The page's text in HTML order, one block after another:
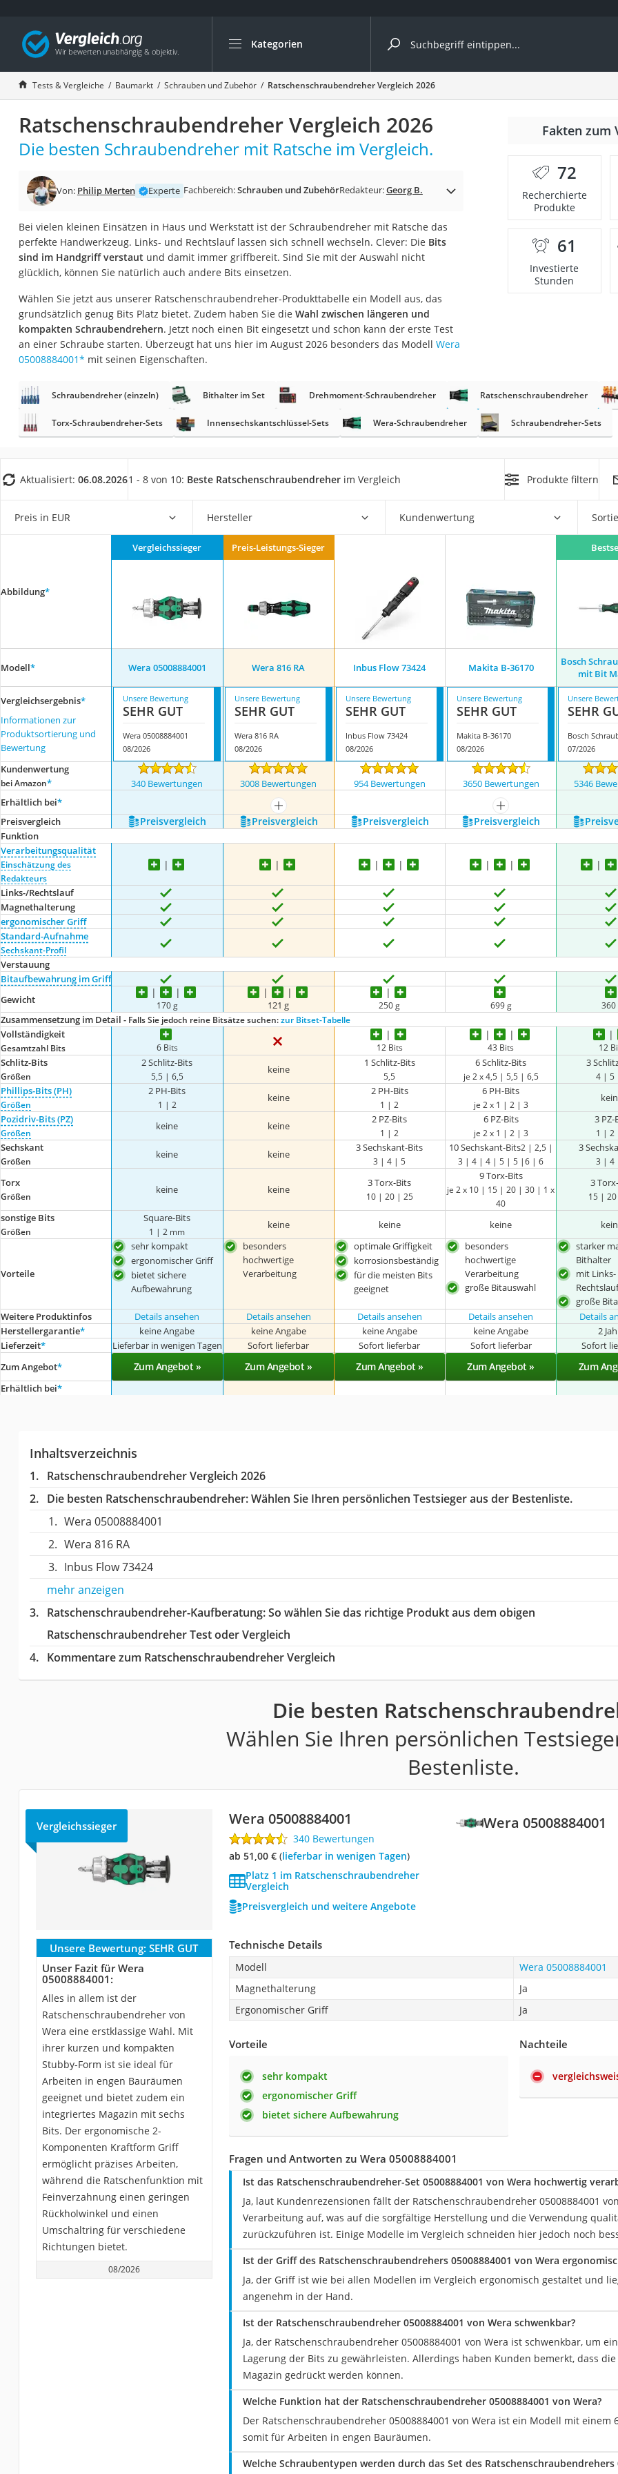
Kategorien
Die beliebtesten Vergleiche nach Kategorie
Baumarkt
Tresor feuerfest
Makita-Akku-Rasenmäher
Kappsäge
Akku-Rasentrimmer
Split-Klimaanlage 2 Innengeräte
Pelletofen
Bohrmaschine
Tiefbrunnenpumpe
Fliesenschneider
Hochdruckreiniger
Überwachungskamera
Benzinrasenmäher mit Elektrostart
Akku-Laubsauger
Multimeter
Gasdurchlauferhitzer
Service
Tests & Vergleiche Baumarkt Schrauben und Zubehör Ratschenschraubendreher Vergleich 2026
Ratschenschraubendreher Vergleich 2026
Die besten Schraubendreher mit Ratsche im Vergleich.
Von: Philip Merten Experte Fachbereich:Schrauben und ZubehörRedakteur:Georg B.
Bei vielen kleinen Einsätzen in Haus und Werkstatt ist der Schraubendreher mit Ratsche das
perfekte Handwerkzeug. Links- und Rechtslauf lassen sich schnell wechseln. Clever: Die Bits
sind im Handgriff verstaut und damit immer griffbereit. Sind Sie mit der Auswahl nicht
glücklich, können Sie natürlich auch andere Bits einsetzen.
Wählen Sie jetzt aus unserer Ratschenschraubendreher-Produkttabelle ein Modell aus, das
grundsätzlich genug Bits Platz bietet. Zudem haben Sie die Wahl zwischen längeren und
kompakten Schraubendrehern. Jetzt noch einen Bit eingesetzt und schon kann der erste Test
an einer Schraube starten. Überzeugt hat uns hier im August 2026 besonders das Modell Wera
05008884001* mit seinen Eigenschaften.
Fakten zum
72
Recherchierte
Produkte
61
Investierte
Stunden
Schraubendreher (einzeln) Bithalter im Set Drehmoment-Schraubendreher Ratschenschraubendreher
Torx-Schraubendreher-Sets Innensechskantschlüssel-Sets Wera-Schraubendreher Schraubendreher-Sets
Aktualisiert: 06.08.20261 - 8 von 10: Beste Ratschenschraubendreher im Vergleich Produkte filtern
Preis in EUR Hersteller Kundenwertung
Abbildung*
Vergleichssieger Preis-Leistungs-Sieger
Modell* Wera 05008884001 Wera 816 RA Inbus Flow 73424 Makita B-36170
Bosch
mit Bit
Vergleichsergebnis*
Informationen zur
Produktsortierung und
Bewertung
Unsere Bewertung
SEHR GUT
Wera 05008884001
08/2026
Unsere Bewertung
SEHR GUT
Wera 816 RA
08/2026
Unsere Bewertung
SEHR GUT
Inbus Flow 73424
08/2026
Unsere Bewertung
SEHR GUT
Makita B-36170
08/2026
Unsere
SEHR
07/2026
Kundenwertung
bei Amazon* 340 Bewertungen 3008 Bewertungen 954 Bewertungen 3650 Bewertungen 5346
Erhältlich bei*
mehr anzeigen mehr anzeigen
Preis­vergleich
Preis­vergleich Preis­vergleich Preis­vergleich Preis­vergleich
Funktion
Verarbeitungsqualität
Einschätzung des
Redakteurs
Links-/Rechtslauf
Magnethalterung
ergonomischer Griff
Standard-Aufnahme
Sechskant-Profil
Verstauung
Bitaufbewahrung im Griff
Gewicht
170 g 121 g 250 g 699 g 360
Zusammensetzung im Detail - Falls Sie jedoch reine Bitsätze suchen:zur Bitset-Tabelle
Vollständigkeit
Gesamtzahl Bits 6 Bits 12 Bits 43 Bits 12
Schlitz-Bits
Größen
2 Schlitz-Bits
5,5 | 6,5
keine
1 Schlitz-Bits
5,5
6 Schlitz-Bits
je 2 x 4,5 | 5,5 | 6,5
3
4 | 5
Phillips-Bits (PH)
Größen
2 PH-Bits
1 | 2
keine
2 PH-Bits
1 | 2
6 PH-Bits
je 2 x 1 | 2 | 3
Pozidriv-Bits (PZ)
Größen
keine keine
2 PZ-Bits
1 | 2
6 PZ-Bits
je 2 x 1 | 2 | 3
3 PZ-
1 | 2
Sechskant
Größen
keine keine
3 Sechskant-Bits
3 | 4 | 5
10 Sechskant-Bits2 | 2,5 |
3 | 4 | 4 | 5 | 5 |6 | 6
3
3 | 4
Torx
Größen
keine keine
3 Torx-Bits
10 | 20 | 25
9 Torx-Bits
je 2 x 10 | 15 | 20 | 30 | 1 x
40
3
15 |
sonstige Bits
Größen
Square-Bits
1 | 2 mm
keine keine keine
Vorteile
sehr kompakt
ergonomischer Griff
bietet sichere
Aufbewahrung
besonders
hochwertige
Verarbeitung
optimale Griffigkeit
korrosionsbeständig
für die meisten Bits
geeignet
besonders
hochwertige
Verarbeitung
große Bitauswahl
starker
Bithalter
mit
große
Weitere Produktinfos Details ansehen Details ansehen Details ansehen Details ansehen Details
Herstellergarantie* keine Angabe keine Angabe keine Angabe keine Angabe 2
Lieferzeit* Lieferbar in wenigen Tagen Sofort lieferbar Sofort lieferbar Sofort lieferbar Sofort
Zum Angebot* Zum Angebot » Zum Angebot » Zum Angebot » Zum Angebot » Zum
Erhältlich bei*
Inhaltsverzeichnis
Ratschenschraubendreher Vergleich 2026
Die besten Ratschenschraubendreher:Wählen Sie Ihren persönlichen Testsieger aus der Bestenliste.
Wera 05008884001
Wera 816 RA
Inbus Flow 73424
mehr anzeigen
Ratschenschraubendreher-Kaufberatung: So wählen Sie das richtige Produkt aus dem obigen
Ratschenschraubendreher Test oder Vergleich
Kommentare zum Ratschenschraubendreher Vergleich
Die besten
Wählen Sie Ihren persönlichen
Bestenliste.
Wera 05008884001
Vergleichssieger Wera 05008884001
340 Bewertungen
ab 51,00 €( Lieferbar in wenigen Tagen)
Platz 1 im Ratschenschraubendreher
Vergleich
Preisvergleich und weitere Angebote
Unsere Bewertung: SEHR GUT
Unser Fazit für Wera
05008884001:
Alles in allem ist der
Ratschenschraubendreher von
Wera eine erstklassige Wahl. Mit
ihrer kurzen und kompakten
Stubby-Form ist sie ideal für
Arbeiten in engen Bauräumen
geeignet und bietet zudem ein
integriertes Magazin mit sechs
Bits. Der ergonomische 2-
Komponenten Kraftform Griff
ermöglicht präzises Arbeiten,
während die Ratschenfunktion mit
Feinverzahnung einen geringen
Rückholwinkel und einen
Umschaltring für verschiedene
Richtungen bietet.
08/2026
Technische Details
Modell
Wera 05008884001
Magnethalterung
Ja
Ergonomischer Griff
Ja
Vorteile
sehr kompakt
ergonomischer Griff
bietet sichere Aufbewahrung
Nachteile
Fragen und Antworten zu Wera 05008884001
Ist das Ratschenschraubendreher-Set 05008884001 von Wera hochwertig
Ja, laut Kundenrezensionen fällt der Ratschenschraubendreher 05008884001
Verarbeitung auf, was auf die sorgfältige Herstellung und die Verwendung
zurückzuführen ist. Einige Modelle im Vergleich schneiden hier jedoch noch
Ist der Griff des Ratschenschraubendrehers 05008884001 von Wera
Ja, der Griff ist wie bei allen Modellen im Vergleich ergonomisch gestaltet und
angenehm in der Hand.
Ist der Ratschenschraubendreher 05008884001 von Wera schwenkbar?
Ja, der Ratschenschraubendreher 05008884001 von Wera ist schwenkbar, um
Lagerung der Bits zu gewährleisten. Allerdings haben Kunden bemerkt, dass
Magazin gedrückt werden können.
Welche Funktion hat der ‎Ratschenschraubendreher 05008884001 von Wera?
Der Ratschenschraubendreher 05008884001 von Wera ist ein Modell mit einem
somit für Arbeiten in engen Bauräumen.
Welche Schraubentypen werden durch das Set des Ratschenschraubendrehers